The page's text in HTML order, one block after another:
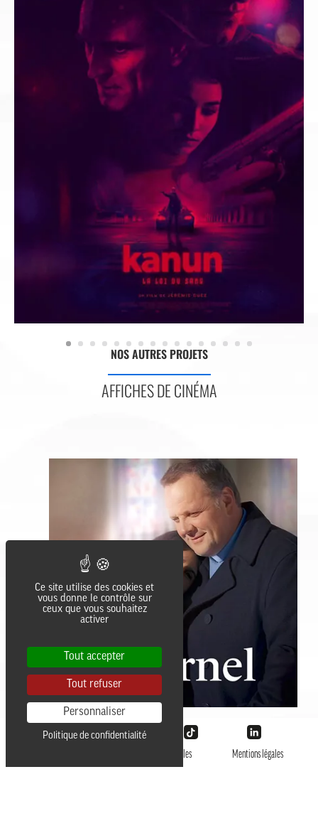
NOS AUTRES PROJETS
AFFICHES DE CINÉMA
Données personnelles Mentions légales
Ce site utilise des cookies et
vous donne le contrôle sur
ceux que vous souhaitez
activer
Tout accepter
Tout refuser
Personnaliser
Politique de confidentialité